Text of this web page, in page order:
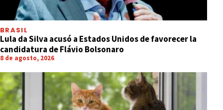
BRASIL
Lula da Silva acusó a Estados Unidos de favorecer la
candidatura de Flávio Bolsonaro
8 de agosto, 2026